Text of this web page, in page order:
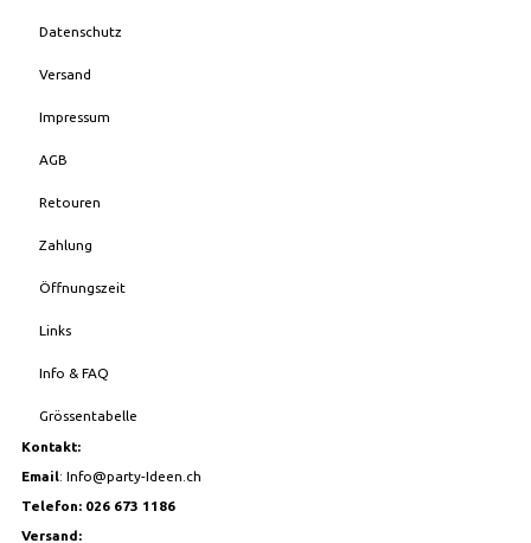
Datenschutz
Versand
Impressum
AGB
Retouren
Zahlung
Öffnungszeit
Links
Info & FAQ
Grössentabelle
Kontakt:
Email: Info@party-Ideen.ch
Telefon: 026 673 1186
Versand: